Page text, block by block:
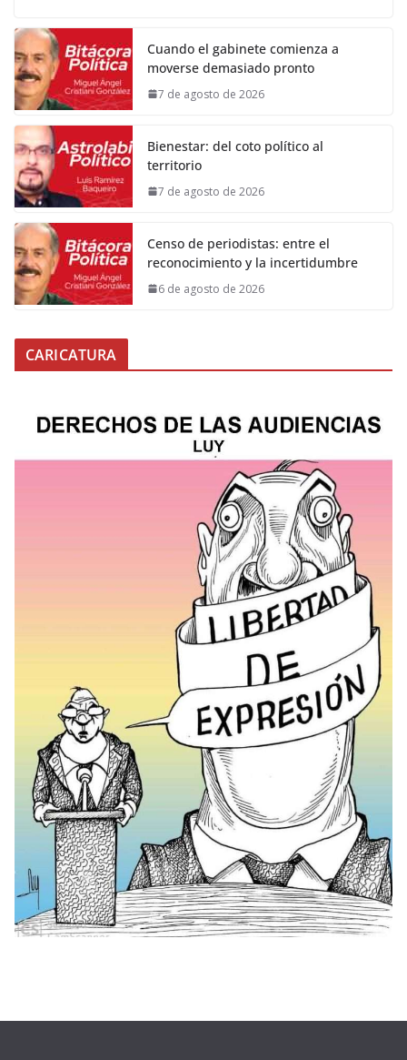
Cuando el gabinete comienza a
moverse demasiado pronto
7 de agosto de 2026
Bienestar: del coto político al
territorio
7 de agosto de 2026
Censo de periodistas: entre el
reconocimiento y la incertidumbre
6 de agosto de 2026
CARICATURA